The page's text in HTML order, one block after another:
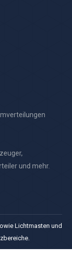
und mehr.
Lichtmasten und